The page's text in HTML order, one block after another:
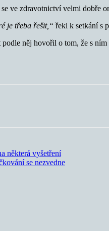
ve zdravotnictví velmi
je třeba řešit,“ řekl k setkání s
něj hovořil o tom, že s
některá vyšetření
se nezvedne